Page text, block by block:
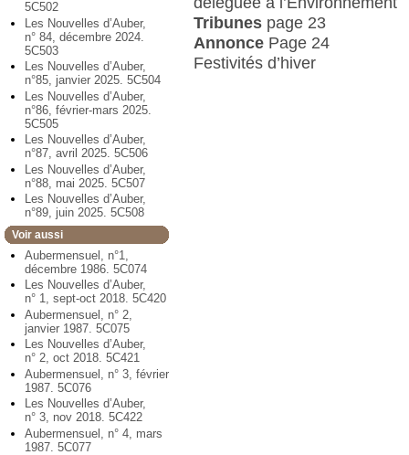
5C502
Les Nouvelles d’Auber,
n° 84, décembre 2024.
5C503
Les Nouvelles d’Auber,
n°85, janvier 2025. 5C504
Les Nouvelles d’Auber,
n°86, février-mars 2025.
5C505
Les Nouvelles d’Auber,
n°87, avril 2025. 5C506
Les Nouvelles d’Auber,
n°88, mai 2025. 5C507
Les Nouvelles d’Auber,
n°89, juin 2025. 5C508
Voir aussi
Aubermensuel, n°1,
décembre 1986. 5C074
Les Nouvelles d’Auber,
n° 1, sept-oct 2018. 5C420
Aubermensuel, n° 2,
janvier 1987. 5C075
Les Nouvelles d’Auber,
n° 2, oct 2018. 5C421
Aubermensuel, n° 3, février
1987. 5C076
Les Nouvelles d’Auber,
n° 3, nov 2018. 5C422
Aubermensuel, n° 4, mars
1987. 5C077
Tribunes page 23
Annonce Page 24
Festivités d’hiver